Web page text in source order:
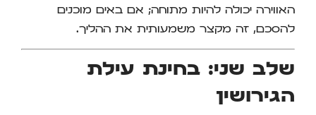
האווירה יכולה להיות מתוחה; אם באים מוכנים
להסכם, זה מקצר משמעותית את ההליך.
שלב שני: בחינת עילת
הגירושין